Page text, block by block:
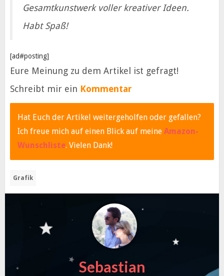
Gesamtkunstwerk voller kreativer Ideen.
Habt Spaß!
[ad#posting]
Eure Meinung zu dem Artikel ist gefragt!
Schreibt mir ein Kommentar
Hat Euch der Artikel weitergeholfen oder gefallen?
Ich freue mich auf einen Blick auf meine Amazon-
Wunschliste. Vielen Dank!
Grafik
Sebastian